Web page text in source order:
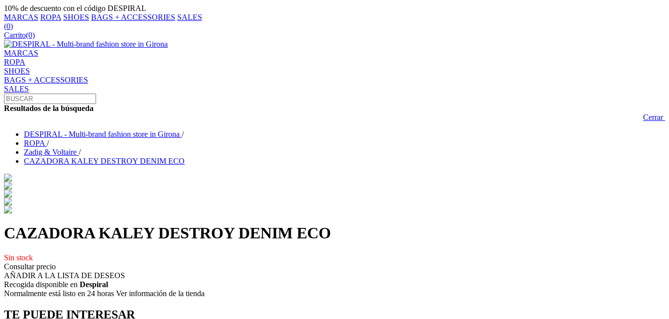
10% de descuento con el código DESPIRAL
MARCAS ROPA SHOES BAGS + ACCESSORIES SALES
(0)
Carrito(0)
MARCAS
ROPA
SHOES
BAGS + ACCESSORIES
SALES
Resultados de la búsqueda
Cerrar
DESPIRAL - Multi-brand fashion store in Girona /
ROPA /
Zadig & Voltaire /
CAZADORA KALEY DESTROY DENIM ECO
CAZADORA KALEY DESTROY DENIM ECO
Sin stock
Consultar precio
AÑADIR A LA LISTA DE DESEOS
Recogida disponible en Despiral
Normalmente está listo en 24 horas Ver información de la tienda
TE PUEDE INTERESAR